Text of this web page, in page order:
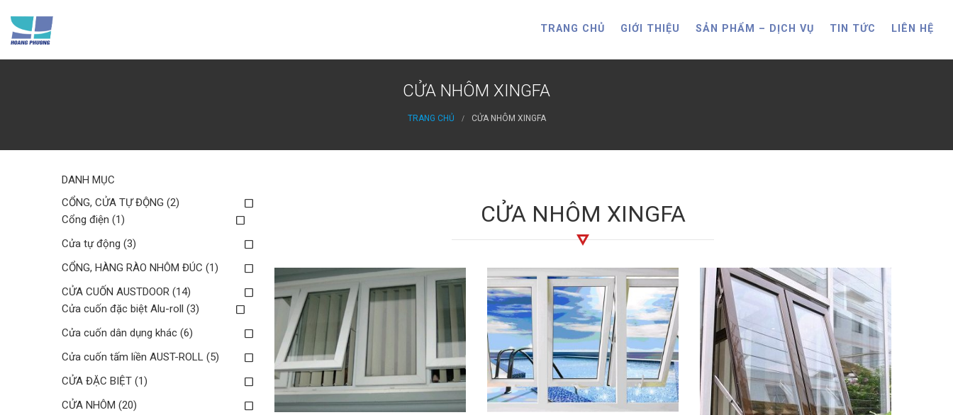
content
TRANG CHỦ GIỚI THIỆU SẢN PHẨM – DỊCH VỤ TIN TỨC LIÊN HỆ
CỬA NHÔM XINGFA
TRANG CHỦ CỬA NHÔM XINGFA
CỬA NHÔM XINGFA
DANH MỤC
CỔNG, CỬA TỰ ĐỘNG (2)
Cổng điện (1)
Cửa tự động (3)
CỔNG, HÀNG RÀO NHÔM ĐÚC (1)
CỬA CUỐN AUSTDOOR (14)
Cửa cuốn đặc biệt Alu-roll (3)
Cửa cuốn dân dụng khác (6)
Cửa cuốn tấm liền AUST-ROLL (5)
CỬA ĐẶC BIỆT (1)
CỬA NHÔM (20)